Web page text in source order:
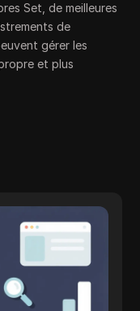
Set, de meilleures
de
gérer les
et plus